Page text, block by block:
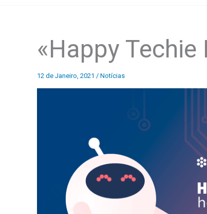
«Happy Techie
12 de Janeiro, 2021 / Notícias